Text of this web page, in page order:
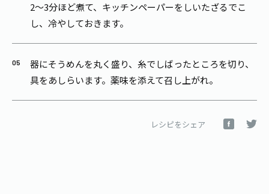
2～3分ほど煮て、キッチンペーパーをしいたざるでこ
し、冷やしておきます。
器にそうめんを丸く盛り、糸でしばったところを切り、
具をあしらいます。薬味を添えて召し上がれ。
レシピをシェア